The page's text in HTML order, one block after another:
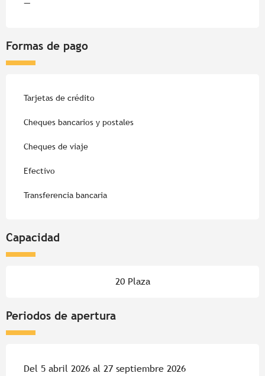
—
Formas de pago
Tarjetas de crédito
Cheques bancarios y postales
Cheques de viaje
Efectivo
Transferencia bancaria
Capacidad
20 Plaza
Periodos de apertura
Del 5 abril 2026 al 27 septiembre 2026